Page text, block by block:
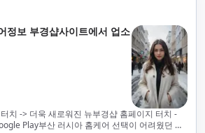
정보 부경샵사이트에서 업소
치 -> 더욱 새로워진 뉴부경샵 홈페이지 터치 -
Play부산 러시아 홈케어 선택이 어려웠던 시